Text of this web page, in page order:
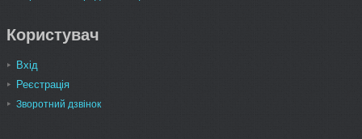
Користувач
Вхід
Реєстрація
Зворотний дзвінок